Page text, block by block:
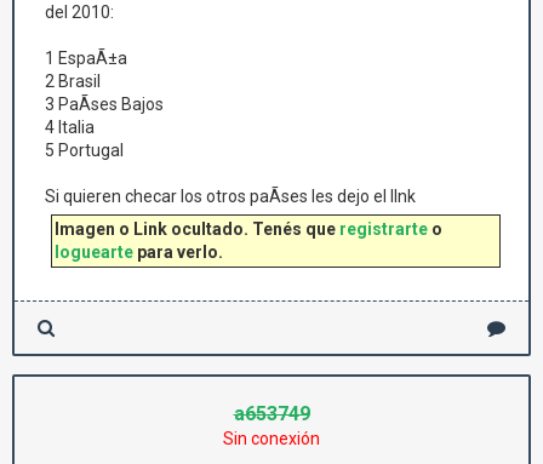
del 2010:
1 EspaÃ±a
2 Brasil
3 PaÃ­ses Bajos
4 Italia
5 Portugal
Si quieren checar los otros paÃ­ses les dejo el lInk
Imagen o Link ocultado. Tenés que registrarte o
loguearte para verlo.
a653749
Sin conexión